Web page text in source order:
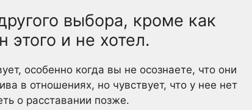
выбора, кроме как
этого и не хотел.
особенно когда вы не осознаете, что они
в отношениях, но чувствует, что у нее нет
о расставании позже.